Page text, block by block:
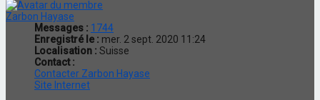
Zarbon Hayase
Messages : 1744
Enregistré le : mer. 2 sept. 2020 11:24
Localisation : Suisse
Contact :
Contacter Zarbon Hayase
Site Internet